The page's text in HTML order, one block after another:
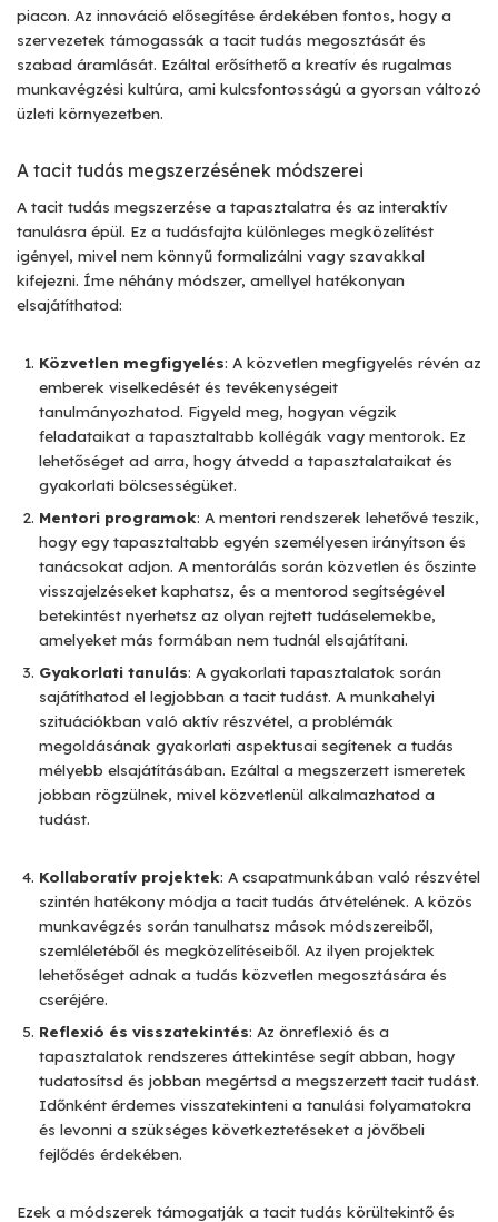
piacon. Az innováció elősegítése érdekében fontos, hogy a
szervezetek támogassák a tacit tudás megosztását és
szabad áramlását. Ezáltal erősíthető a kreatív és rugalmas
munkavégzési kultúra, ami kulcsfontosságú a gyorsan változó
üzleti környezetben.
A tacit tudás megszerzésének módszerei
A tacit tudás megszerzése a tapasztalatra és az interaktív
tanulásra épül. Ez a tudásfajta különleges megközelítést
igényel, mivel nem könnyű formalizálni vagy szavakkal
kifejezni. Íme néhány módszer, amellyel hatékonyan
elsajátíthatod:
Közvetlen megfigyelés: A közvetlen megfigyelés révén az
emberek viselkedését és tevékenységeit
tanulmányozhatod. Figyeld meg, hogyan végzik
feladataikat a tapasztaltabb kollégák vagy mentorok. Ez
lehetőséget ad arra, hogy átvedd a tapasztalataikat és
gyakorlati bölcsességüket.
Mentori programok: A mentori rendszerek lehetővé teszik,
hogy egy tapasztaltabb egyén személyesen irányítson és
tanácsokat adjon. A mentorálás során közvetlen és őszinte
visszajelzéseket kaphatsz, és a mentorod segítségével
betekintést nyerhetsz az olyan rejtett tudáselemekbe,
amelyeket más formában nem tudnál elsajátítani.
Gyakorlati tanulás: A gyakorlati tapasztalatok során
sajátíthatod el legjobban a tacit tudást. A munkahelyi
szituációkban való aktív részvétel, a problémák
megoldásának gyakorlati aspektusai segítenek a tudás
mélyebb elsajátításában. Ezáltal a megszerzett ismeretek
jobban rögzülnek, mivel közvetlenül alkalmazhatod a
tudást.
Kollaboratív projektek: A csapatmunkában való részvétel
szintén hatékony módja a tacit tudás átvételének. A közös
munkavégzés során tanulhatsz mások módszereiből,
szemléletéből és megközelítéseiből. Az ilyen projektek
lehetőséget adnak a tudás közvetlen megosztására és
cseréjére.
Reflexió és visszatekintés: Az önreflexió és a
tapasztalatok rendszeres áttekintése segít abban, hogy
tudatosítsd és jobban megértsd a megszerzett tacit tudást.
Időnként érdemes visszatekinteni a tanulási folyamatokra
és levonni a szükséges következtetéseket a jövőbeli
fejlődés érdekében.
Ezek a módszerek támogatják a tacit tudás körültekintő és